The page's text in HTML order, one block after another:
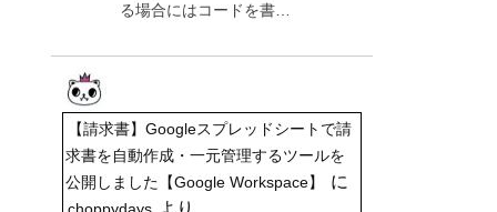
る場合にはコードを書…
【請求書】Googleスプレッドシートで請
求書を自動作成・一元管理するツールを
公開しました【Google Workspace】
に
より